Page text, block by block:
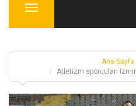
Menu
Ana Sayfa
Atletizm sporcuları